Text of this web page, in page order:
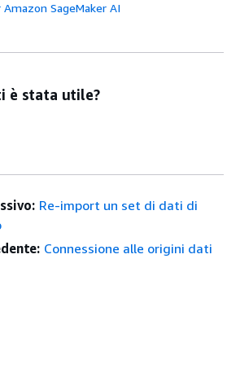
Amazon SageMaker AI
è stata utile?
Re-import un set di dati di
Connessione alle origini dati